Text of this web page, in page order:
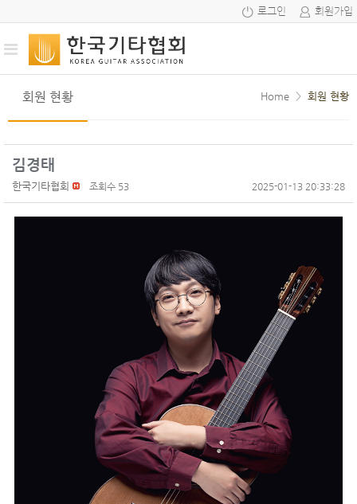
로그인 회원가입
회원 현황 Home > 회원 현황
김경태
한국기타협회 조회수 53 2025-01-13 20:33:28